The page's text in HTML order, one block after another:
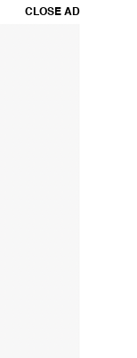
CLOSE AD